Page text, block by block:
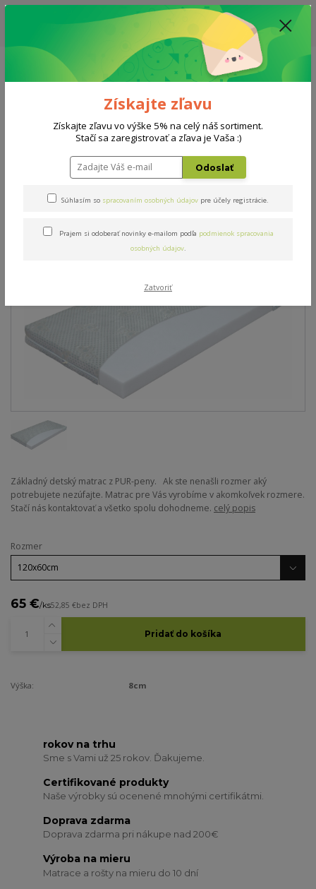
ZĽAVA: VŠETKY VYSTAVENÉ POSTELE ZA 400€ - CENA MATRACU A ROŠTU
PODĽA VÝBERU / DODACIA LEHOTA JE AKTUÁLNE 10-15 PRACOVNÝCH
Menu
0908 777 700 Po-So: 10-18 hod.
0
Matrace Driemko eco 120x60cm
Driemko eco 120x60cm
Základný detský matrac z PUR-peny. Ak ste nenašli rozmer aký
potrebujete nezúfajte. Matrac pre Vás vyrobíme v akomkoľvek rozmere.
Stačí nás kontaktovať a všetko spolu dohodneme. celý popis
Rozmer
65 €/ks52,85 €bez DPH
Pridať do košíka
Výška: 8cm
rokov na trhu
Sme s Vami už 25 rokov. Ďakujeme.
Certifikované produkty
Naše výrobky sú ocenené mnohými certifikátmi.
Doprava zdarma
Doprava zdarma pri nákupe nad 200€
Výroba na mieru
Matrace a rošty na mieru do 10 dní
Získajte zľavu
Získajte zľavu vo výške 5% na celý náš sortiment.
Stačí sa zaregistrovať a zľava je Vaša :)
Odoslať
Súhlasím so spracovaním osobných údajov pre účely registrácie.
Prajem si odoberať novinky e-mailom podľa podmienok spracovania
osobných údajov.
Zatvoriť